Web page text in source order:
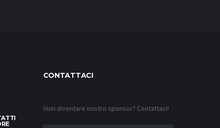
CONTATTACI
Vuoi diventare nostro sponsor? Contattaci!